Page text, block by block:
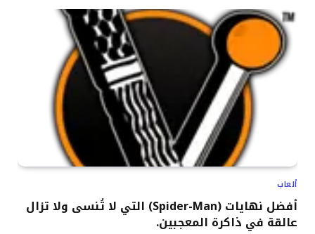
ألعاب
أفضل نهايات (Spider-Man) التي لا تُنسى ولا تزال
عالقة في ذاكرة المعجبين.